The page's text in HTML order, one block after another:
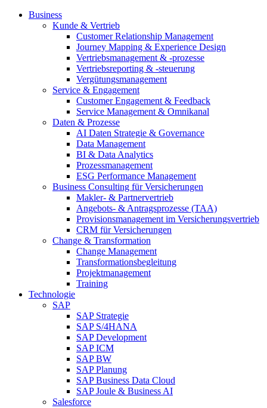
Business
Kunde & Vertrieb
Customer Relationship Management
Journey Mapping & Experience Design
Vertriebsmanagement & -prozesse
Vertriebsreporting & -steuerung
Vergütungsmanagement
Service & Engagement
Customer Engagement & Feedback
Service Management & Omnikanal
Daten & Prozesse
AI Daten Strategie & Governance
Data Management
BI & Data Analytics
Prozessmanagement
ESG Performance Management
Business Consulting für Versicherungen
Makler- & Partnervertrieb
Angebots- & Antragsprozesse (TAA)
Provisionsmanagement im Versicherungsvertrieb
CRM für Versicherungen
Change & Transformation
Change Management
Transformationsbegleitung
Projektmanagement
Training
Technologie
SAP
SAP Strategie
SAP S/4HANA
SAP Development
SAP ICM
SAP BW
SAP Planung
SAP Business Data Cloud
SAP Joule & Business AI
Salesforce